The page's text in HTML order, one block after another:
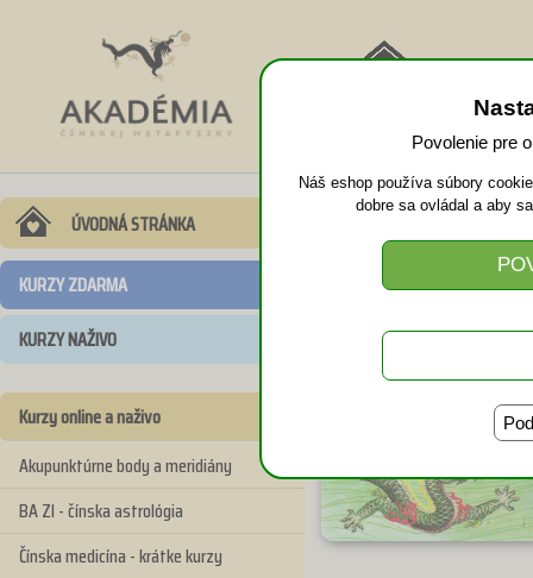
Povolenie pre
Náš eshop používa súbory
dobre sa ovládal a aby
ÚVODNÁ STRÁNKA
KURZY ZDARMA
KURZY NAŽIVO
Kurzy online a naživo
Akupunktúrne body a meridiány
BA ZI - čínska astrológia
Čínska medicína - krátke kurzy
Taoistická